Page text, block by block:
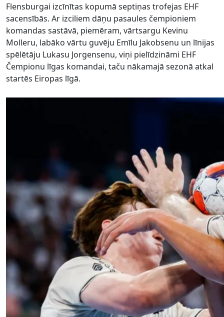
Flensburgai izcīnītas kopumā septiņas trofejas EHF
sacensībās. Ar izciliem dāņu pasaules čempioniem
komandas sastāvā, piemēram, vārtsargu Kevinu
Molleru, labāko vārtu guvēju Emīlu Jakobsenu un līnijas
spēlētāju Lukasu Jorgensenu, viņi pielīdzināmi EHF
Čempionu līgas komandai, taču nākamajā sezonā atkal
startēs Eiropas līgā.